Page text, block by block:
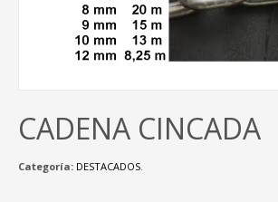
CADENA CINCADA
Categoría: DESTACADOS.